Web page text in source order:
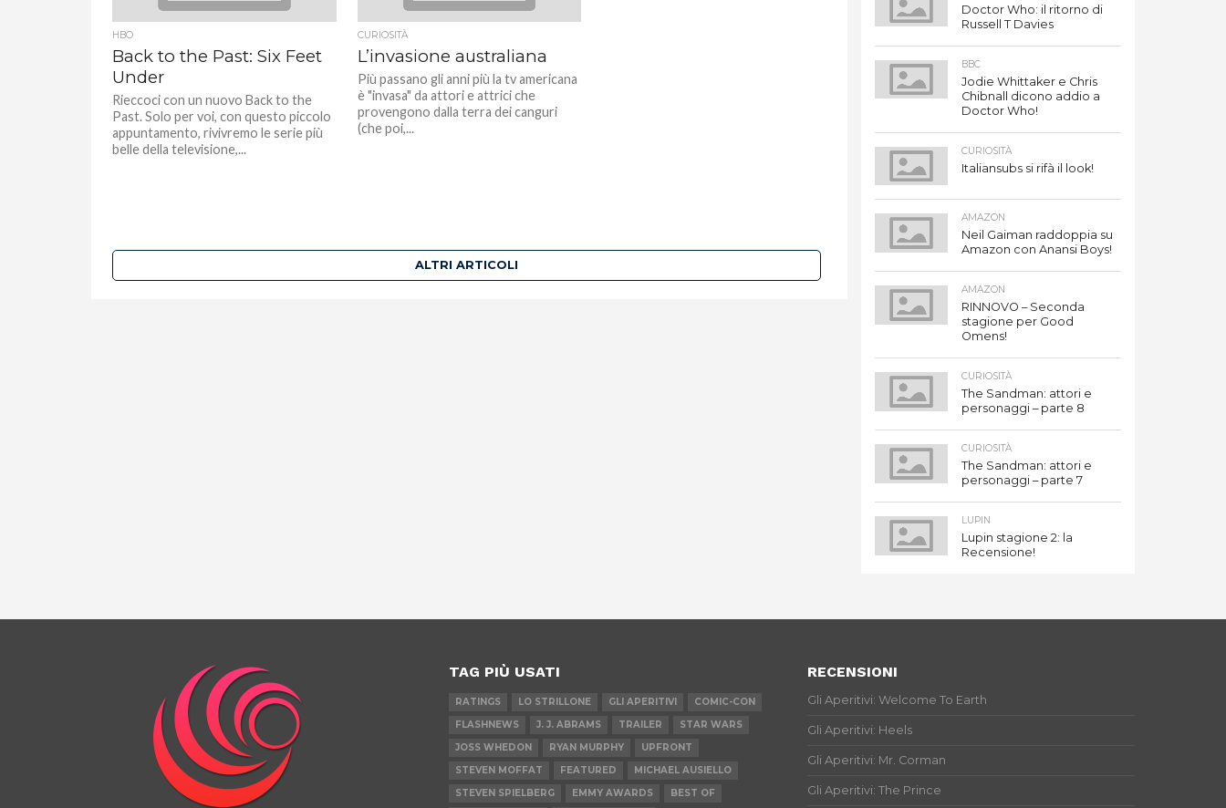
HBO
Back to the Past: Six Feet
Under
Rieccoci con un nuovo Back to the
Past. Solo per voi, con questo piccolo
appuntamento, rivivremo le serie più
belle della televisione,...
CURIOSITÀ
L’invasione australiana
Più passano gli anni più la tv americana
è "invasa" da attori e attrici che
provengono dalla terra dei canguri
(che poi,...
ALTRI ARTICOLI
Doctor Who: il ritorno di
Russell T Davies
BBC
Jodie Whittaker e Chris
Chibnall dicono addio a
Doctor Who!
CURIOSITÀ
Italiansubs si rifà il look!
AMAZON
Neil Gaiman raddoppia su
Amazon con Anansi Boys!
AMAZON
RINNOVO – Seconda
stagione per Good
Omens!
CURIOSITÀ
The Sandman: attori e
personaggi – parte 8
CURIOSITÀ
The Sandman: attori e
personaggi – parte 7
LUPIN
Lupin stagione 2: la
Recensione!
TAG PIÙ USATI
RATINGS LO STRILLONE GLI APERITIVI
COMIC-CON
FLASHNEWS
J. J. ABRAMS TRAILER
STAR WARS
JOSS WHEDON
RYAN MURPHY
UPFRONT
STEVEN MOFFAT
FEATURED
MICHAEL AUSIELLO
STEVEN SPIELBERG
EMMY AWARDS BEST OF
RECENSIONI
Gli Aperitivi: Welcome To Earth
Gli Aperitivi: Heels
Gli Aperitivi: Mr. Corman
Gli Aperitivi: The Prince